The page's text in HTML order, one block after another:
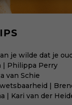
je wilde dat je
| Philippa Perry
van Schie
|
| Kari van der